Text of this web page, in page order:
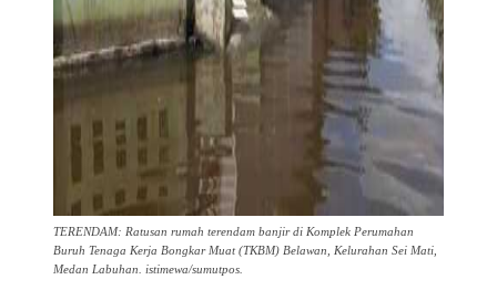
TERENDAM: Ratusan rumah terendam banjir di Komplek Perumahan
Buruh Tenaga Kerja Bongkar Muat (TKBM) Belawan, Kelurahan Sei Mati,
Medan Labuhan. istimewa/sumutpos.